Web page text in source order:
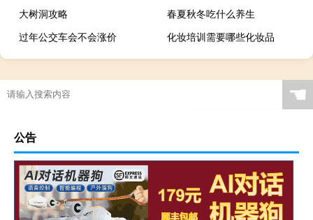
大树洞攻略
春夏秋冬吃什么养生
过年公交车会不会涨价
化妆培训需要哪些化妆品
☚
公告